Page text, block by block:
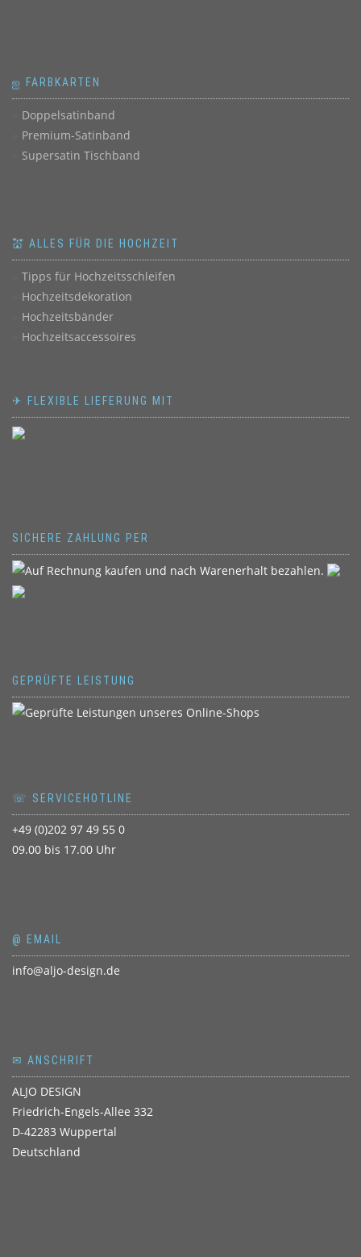
ஐ FARBKARTEN
Doppelsatinband
Premium-Satinband
Supersatin Tischband
💒 ALLES FÜR DIE HOCHZEIT
Tipps für Hochzeitsschleifen
Hochzeitsdekoration
Hochzeitsbänder
Hochzeitsaccessoires
✈ FLEXIBLE LIEFERUNG MIT
SICHERE ZAHLUNG PER
GEPRÜFTE LEISTUNG
☏ SERVICEHOTLINE
+49 (0)202 97 49 55 0
09.00 bis 17.00 Uhr
@ EMAIL
info@aljo-design.de
✉ ANSCHRIFT
ALJO DESIGN
Friedrich-Engels-Allee 332
D-42283 Wuppertal
Deutschland